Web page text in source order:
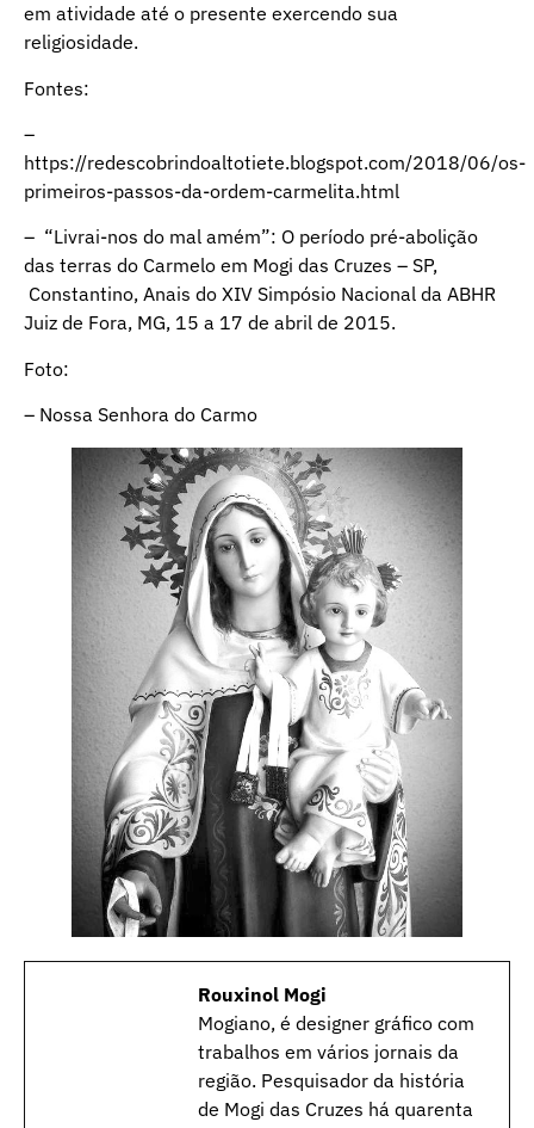
em atividade até o presente exercendo sua
religiosidade.
Fontes:
–
https://redescobrindoaltotiete.blogspot.com/2018/06/os-
primeiros-passos-da-ordem-carmelita.html
– “Livrai-nos do mal amém”: O período pré-abolição
das terras do Carmelo em Mogi das Cruzes – SP,
Constantino, Anais do XIV Simpósio Nacional da ABHR
Juiz de Fora, MG, 15 a 17 de abril de 2015.
Foto:
– Nossa Senhora do Carmo
Rouxinol Mogi
Mogiano, é designer gráfico com
trabalhos em vários jornais da
região. Pesquisador da história
de Mogi das Cruzes há quarenta